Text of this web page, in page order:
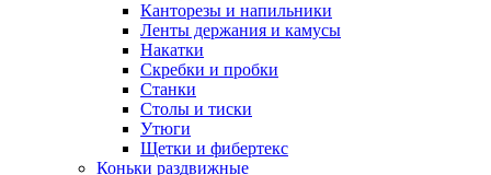
Канторезы и напильники
Ленты держания и камусы
Накатки
Скребки и пробки
Станки
Столы и тиски
Утюги
Щетки и фибертекс
Коньки раздвижные